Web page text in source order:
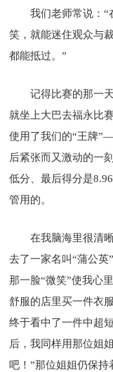
我们老师常说：“
笑，就能迷住观众与
都能抵过。”
记得比赛的那一
就坐上大巴去福永比
使用了我们的“王牌
后紧张而又激动的一
低分、最后得分是
管用的。
在我脑海里很清
去了一家名叫“蒲公
那一脸“微笑”使我心
舒服的店里买一件衣
终于看中了一件中超
后，我同样用那位姐
吧！”那位姐姐仍保持